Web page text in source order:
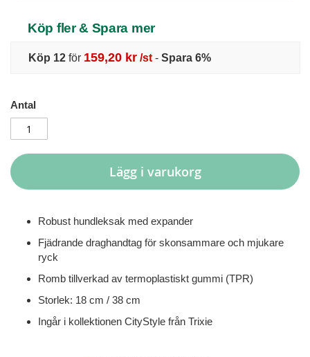
Köp fler & Spara mer
Köp 12 för 159,20 kr /st - Spara 6%
Antal
Lägg i varukorg
Robust hundleksak med expander
Fjädrande draghandtag för skonsammare och mjukare
ryck
Romb tillverkad av termoplastiskt gummi (TPR)
Storlek: 18 cm / 38 cm
Ingår i kollektionen CityStyle från Trixie